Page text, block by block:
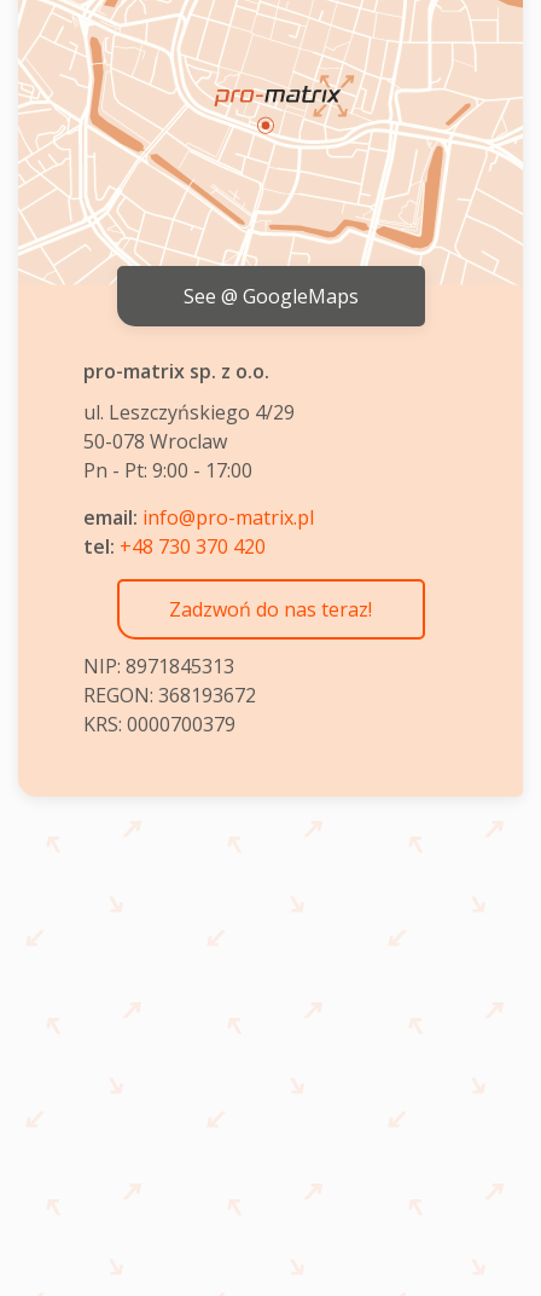
See @ GoogleMaps
pro-matrix sp. z o.o.
ul. Leszczyńskiego 4/29
50-078 Wroclaw
Pn - Pt: 9:00 - 17:00
email: info@pro-matrix.pl
tel: +48 730 370 420
Zadzwoń do nas teraz!
NIP: 8971845313
REGON: 368193672
KRS: 0000700379